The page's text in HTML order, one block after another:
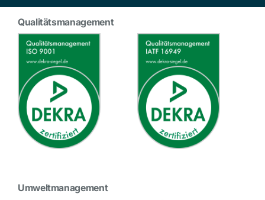
Qualitätsmanagement
Umweltmanagement